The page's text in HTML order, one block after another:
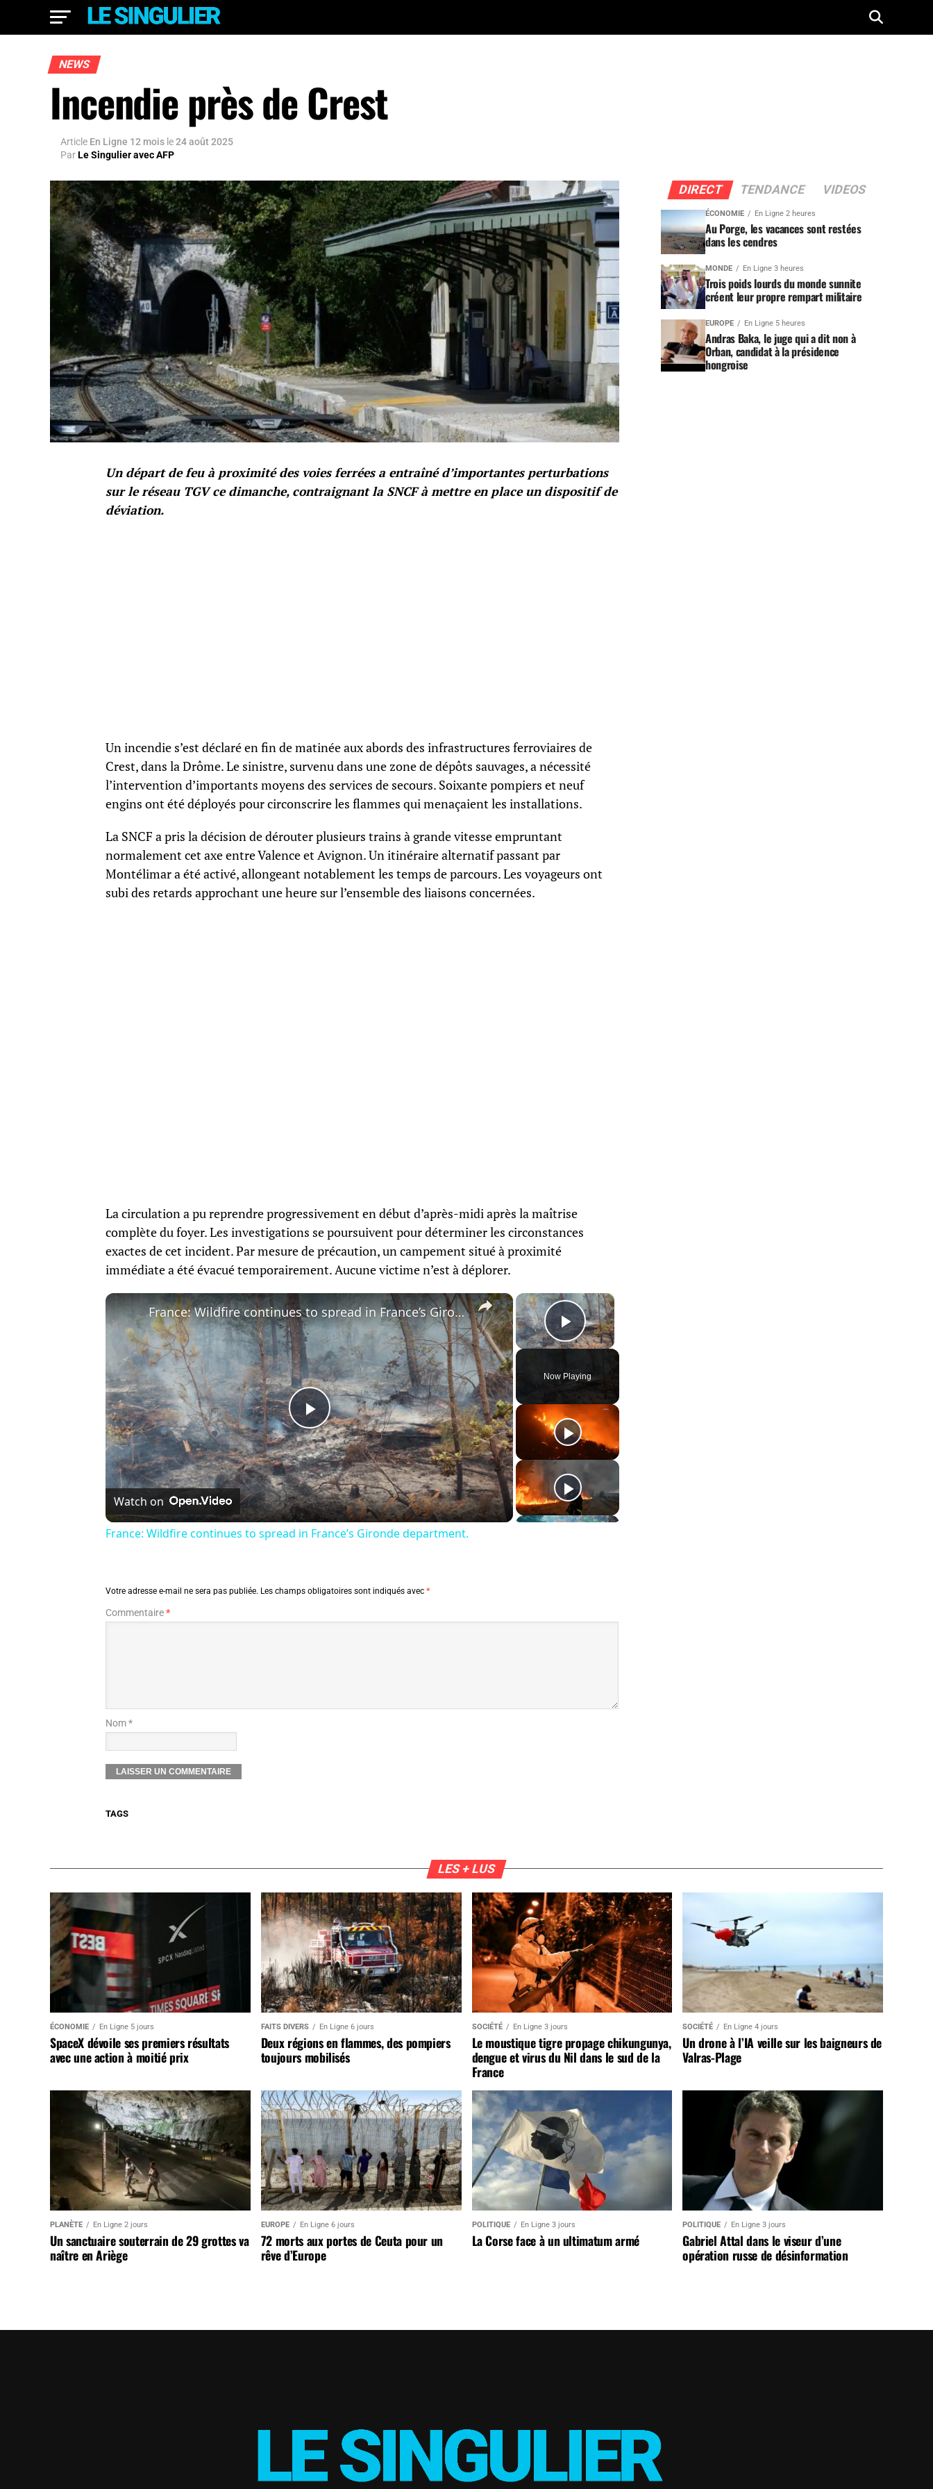
NEWS
Incendie près de Crest
Article En Ligne 12 mois le24 août 2025
ParLe Singulier avec AFP
Un départ de feu à proximité des voies ferrées a entraîné d’importantes perturbations
sur le réseau TGV ce dimanche, contraignant la SNCF à mettre en place un dispositif de
déviation.
Un incendie s’est déclaré en fin de matinée aux abords des infrastructures ferroviaires de
Crest, dans la Drôme. Le sinistre, survenu dans une zone de dépôts sauvages, a nécessité
l’intervention d’importants moyens des services de secours. Soixante pompiers et neuf
engins ont été déployés pour circonscrire les flammes qui menaçaient les installations.
La SNCF a pris la décision de dérouter plusieurs trains à grande vitesse empruntant
normalement cet axe entre Valence et Avignon. Un itinéraire alternatif passant par
Montélimar a été activé, allongeant notablement les temps de parcours. Les voyageurs ont
subi des retards approchant une heure sur l’ensemble des liaisons concernées.
La circulation a pu reprendre progressivement en début d’après-midi après la maîtrise
complète du foyer. Les investigations se poursuivent pour déterminer les circonstances
exactes de cet incident. Par mesure de précaution, un campement situé à proximité
immédiate a été évacué temporairement. Aucune victime n’est à déplorer.
×
Play Video
Now Playing
×
Play
Video
France: Wildfire continues to spread in France’s Gironde department​​​​​​​.
Watch on
France: Wildfire continues to spread in France’s Gironde department​​​​​​​.
Votre adresse e-mail ne sera pas publiée. Les champs obligatoires sont indiqués avec *
Commentaire*
Nom *
TAGS
DIRECT TENDANCE VIDEOS
ÉCONOMIE En Ligne 2 heures
Au Porge, les vacances sont restées
dans les cendres
MONDE En Ligne 3 heures
Trois poids lourds du monde sunnite
créent leur propre rempart militaire
EUROPE En Ligne 5 heures
Andras Baka, le juge qui a dit non à
Orban, candidat à la présidence
hongroise
LES + LUS
ÉCONOMIE En Ligne 5 jours
SpaceX dévoile ses premiers résultats
avec une action à moitié prix
FAITS DIVERS En Ligne 6 jours
Deux régions en flammes, des pompiers
toujours mobilisés
SOCIÉTÉ En Ligne 3 jours
Le moustique tigre propage chikungunya,
dengue et virus du Nil dans le sud de la
France
SOCIÉTÉ En Ligne 4 jours
Un drone à l’IA veille sur les baigneurs de
Valras-Plage
PLANÈTE En Ligne 2 jours
Un sanctuaire souterrain de 29 grottes va
naître en Ariège
EUROPE En Ligne 6 jours
72 morts aux portes de Ceuta pour un
rêve d’Europe
POLITIQUE En Ligne 3 jours
La Corse face à un ultimatum armé
POLITIQUE En Ligne 3 jours
Gabriel Attal dans le viseur d’une
opération russe de désinformation